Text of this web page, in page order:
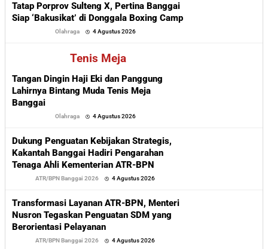
Tatap Porprov Sulteng X, Pertina Banggai
Siap ‘Bakusikat’ di Donggala Boxing Camp
Olahraga 4 Agustus 2026
Tenis Meja
Tangan Dingin Haji Eki dan Panggung
Lahirnya Bintang Muda Tenis Meja
Banggai
Olahraga 4 Agustus 2026
Dukung Penguatan Kebijakan Strategis,
Kakantah Banggai Hadiri Pengarahan
Tenaga Ahli Kementerian ATR-BPN
ATR/BPN Banggai 2026 4 Agustus 2026
Transformasi Layanan ATR-BPN, Menteri
Nusron Tegaskan Penguatan SDM yang
Berorientasi Pelayanan
ATR/BPN Banggai 2026 4 Agustus 2026